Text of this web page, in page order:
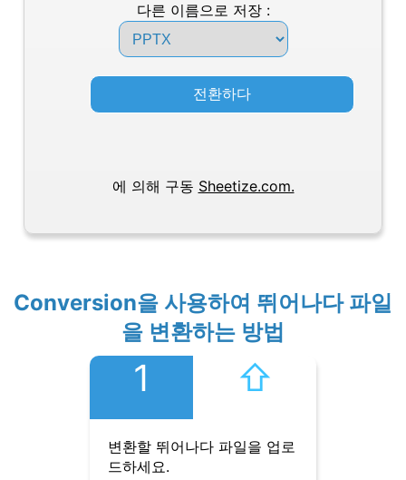
다른 이름으로 저장 :
전환하다
에 의해 구동 Sheetize.com.
Conversion을 사용하여 뛰어나다 파일
을 변환하는 방법
1 ⇧︎
변환할 뛰어나다 파일을 업로
드하세요.